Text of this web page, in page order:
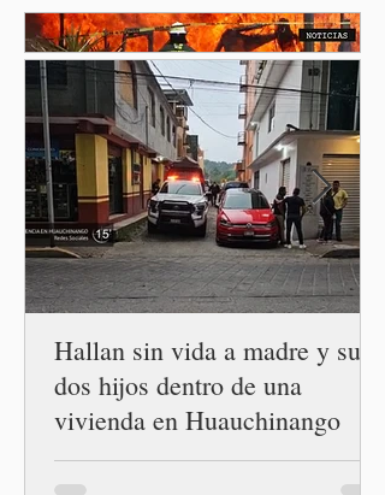
Reforestación, una
estrategia del Gobierno de
México que reunirá de
manera simultánea a
autoridades, ejidos,
comunidades y ciudadanía de
las 32 entidades para
impulsar la restauración de
los ecosistemas forestales.
Durante la Mañanera del
Pueblo, a través de un
Hallan sin vida a madre y sus
dos hijos dentro de una
vivienda en Huauchinango